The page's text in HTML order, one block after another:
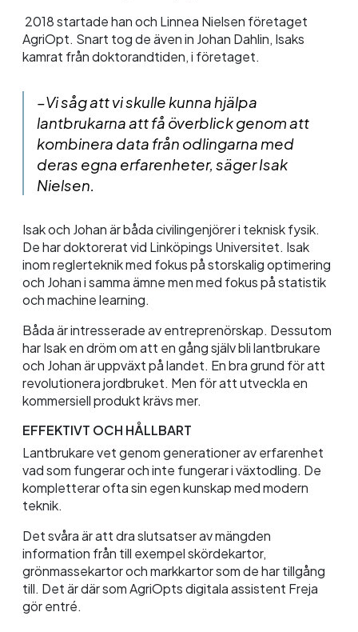
2018 startade han och Linnea Nielsen företaget
AgriOpt. Snart tog de även in Johan Dahlin, Isaks
kamrat från doktorandtiden, i företaget.
–Vi såg att vi skulle kunna hjälpa
lantbrukarna att få överblick genom att
kombinera data från odlingarna med
deras egna erfarenheter, säger Isak
Nielsen.
Isak och Johan är båda civilingenjörer i teknisk fysik.
De har doktorerat vid Linköpings Universitet. Isak
inom reglerteknik med fokus på storskalig optimering
och Johan i samma ämne men med fokus på statistik
ochmachinelearning.
Båda är intresserade av entreprenörskap. Dessutom
har Isak en dröm om att en gång själv bli lantbrukare
och Johan är uppväxt på landet. En bra grund för att
revolutionera jordbruket. Men för att utveckla en
kommersiell produkt krävs mer.
EFFEKTIVT OCH HÅLLBART
Lantbrukare vet genom generationer av erfarenhet
vad som fungerar och inte fungerar i växtodling. De
kompletterar ofta sin egen kunskap med modern
teknik.
Det svåra är att dra slutsatser av mängden
information från till exempel skördekartor,
grönmassekartoroch markkartor som de har tillgång
till. Det är där somAgriOptsdigitala assistent Freja
gör entré.